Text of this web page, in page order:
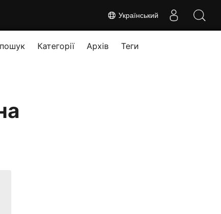
Український
пошук Категорії Архів Теги